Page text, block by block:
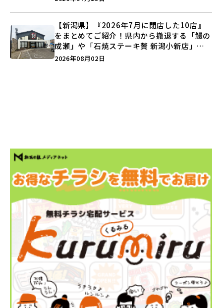
【新潟県】『2026年7月に閉店した10店』
をまとめてご紹介！県内から撤退する「鰻の
成瀬」や「石焼ステーキ贅 新潟小新店」が
営業に幕…。
2026年08月02日